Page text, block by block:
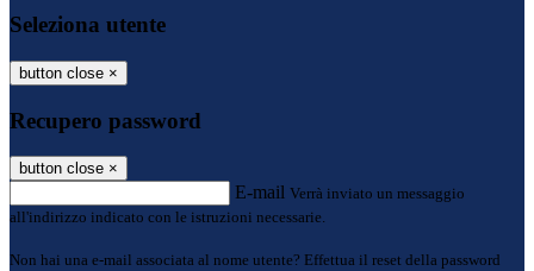
Seleziona utente
button close ×
Recupero password
button close ×
E-mail Verrà inviato un messaggio
all'indirizzo indicato con le istruzioni necessarie.
Non hai una e-mail associata al nome utente? Effettua il reset della password